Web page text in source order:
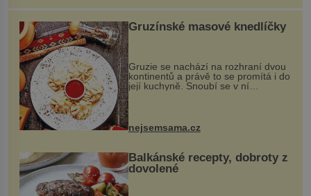
Gruzínské masové knedlíčky
Gruzie se nachází na rozhraní dvou
kontinentů a právě to se promítá i do
její kuchyně. Snoubí se v ní
evropské a asijské chutě a díky tomu
pokrmy, které rozhodně st...
nejsemsama.cz
Balkánské recepty, dobroty z
dovolené